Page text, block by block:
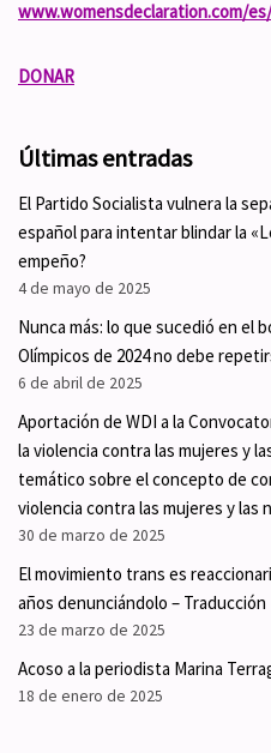
www.womensdeclaration.com/es/
DONAR
Últimas entradas
El Partido Socialista vulnera la
español para intentar blindar la
empeño?
4 de mayo de 2025
Nunca más: lo que sucedió en el
Olímpicos de 2024 no debe
6 de abril de 2025
Aportación de WDI a la
la violencia contra las mujeres y
temático sobre el concepto de
violencia contra las mujeres y las
30 de marzo de 2025
El movimiento trans es
años denunciándolo – Traducción
23 de marzo de 2025
Acoso a la periodista Marina
18 de enero de 2025